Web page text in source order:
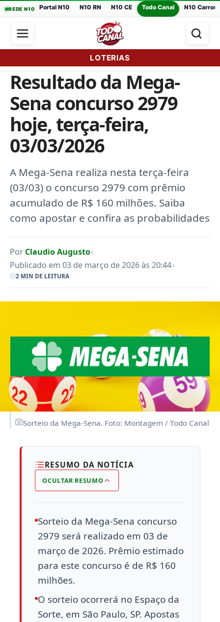
REDE N10 Portal N10 N10 RN N10 CE Todo Canal N10 Carros
LOTERIAS
Resultado da Mega-
Sena concurso 2979
hoje, terça-feira,
03/03/2026
A Mega-Sena realiza nesta terça-feira
(03/03) o concurso 2979 com prêmio
acumulado de R$ 160 milhões. Saiba
como apostar e confira as probabilidades
Por Claudio Augusto•
Publicado em 03 de março de 2026 às 20:44•
2 MIN DE LEITURA
Sorteio da Mega-Sena. Foto: Montagem / Todo Canal
RESUMO DA NOTÍCIA
OCULTAR RESUMO
Sorteio da Mega-Sena concurso
2979 será realizado em 03 de
março de 2026. Prêmio estimado
para este concurso é de R$ 160
milhões.
O sorteio ocorrerá no Espaço da
Sorte, em São Paulo, SP. Apostas